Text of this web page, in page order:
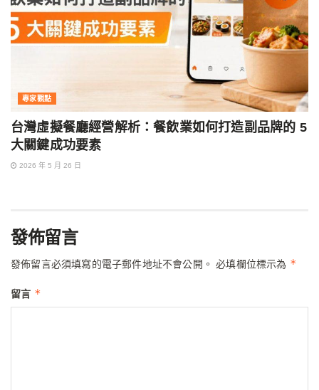
專家觀點
台灣虛擬餐廳經營解析：餐飲業如何打造副品牌的 5
大關鍵成功要素
2026 年 5 月 26 日
發佈留言
發佈留言必須填寫的電子郵件地址不會公開。 必填欄位標示為 *
留言 *